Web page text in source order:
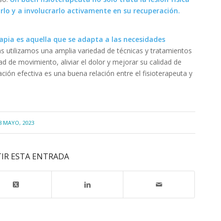
y a involucrarlo activamente en su recuperación.
es aquella que se adapta a las necesidades
utilizamos una amplia variedad de técnicas y tratamientos
de movimiento, aliviar el dolor y mejorar su calidad de
efectiva es una buena relación entre el fisioterapeuta y
MAYO, 2023
ESTA ENTRADA